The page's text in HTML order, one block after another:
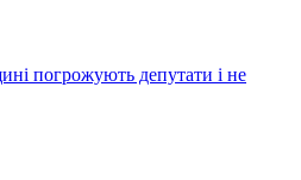
погрожують депутати і не